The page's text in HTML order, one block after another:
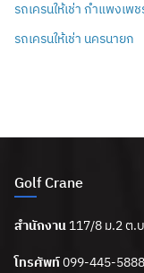
รถเครนให้เช่า กำแพงเพช
รถเครนให้เช่า นครนายก
Golf Crane
สำนักงาน 117/8 ม.2 ต.
โทรศัพท์099-445-5888